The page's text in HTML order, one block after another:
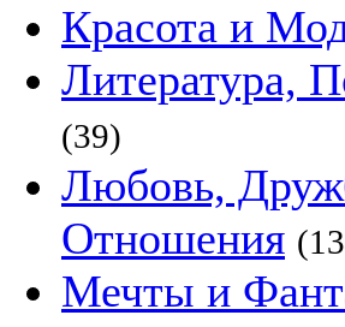
Красота и
Литература,
(39)
Любовь,
Отношения
Мечты и